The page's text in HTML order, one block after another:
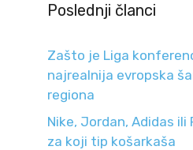
Poslednji članci
Zašto je Liga
najrealnija evropska
regiona
Nike, Jordan, Adidas ili
za koji tip košarkaša